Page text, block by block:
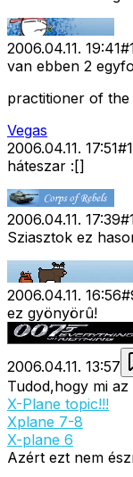
2006.04.11. 19:41#
van ebben 2
practitioner of
Vegas
2006.04.11. 17:51#
háteszar :[]
2006.04.11. 17:39#
Sziasztok ez
2006.04.11. 16:56#
ez gyönyörû!
2006.04.11. 13:57
Tudod,hogy mi az
X-Plane topic!!!
Xplane 7-8
X-plane 6
Azért ezt nem